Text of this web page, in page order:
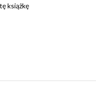
książkę